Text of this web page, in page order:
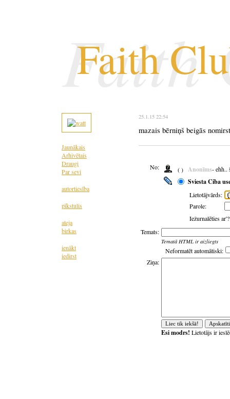
Faith
Faith
Jaunākais
Arhivētais
Draugi
Par sevi
autortiesība
pīkstulis
ateja
birkas
ienākt
iedirst
25.1.15 22:54
mazais bērniņš beigās
No: ( ) Anonīms- ehh..
Sviesta Ciba
Lietotājvārds:
Parole:
Iežurnalēties
Temats:
Tematā HTML ir aizliegts
Neformatēt automātiski:
Ziņa:
Esi modrs! Lietotājs ir